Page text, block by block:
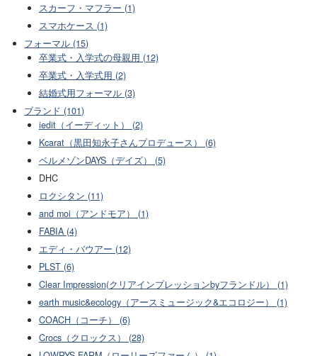
スカーフ・マフラー (1)
スマホケース (1)
フォーマル (15)
卒業式・入学式の母親用 (12)
卒業式・入学式用 (2)
結婚式用フォーマル (3)
ブランド (101)
iedit（イーディット） (2)
Kcarat（黒田知永子さんプロデュース） (6)
ベルメゾンDAYS（デイズ） (5)
DHC
ロクシタン (11)
and moi（アンドモア） (1)
FABIA (4)
エディ・バウアー (12)
PLST (6)
Clear Impression(クリアインプレッションbyフランドル） (1)
earth music&ecology（アースミュージック&エコロジー） (1)
COACH（コーチ） (6)
Crocs（クロックス） (28)